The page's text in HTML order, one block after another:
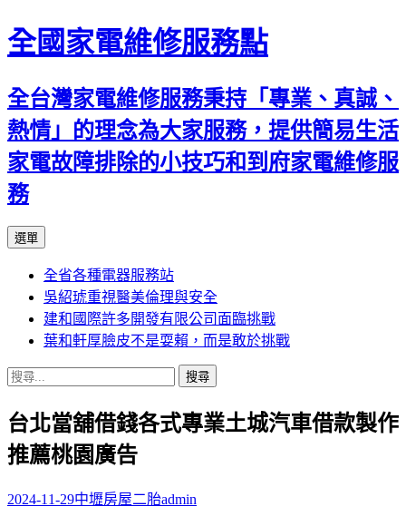
全國家電維修服務點
全台灣家電維修服務秉持「專業、真誠、
熱情」的理念為大家服務，提供簡易生活
家電故障排除的小技巧和到府家電維修服
務
選單
主
要
內
容
全省各種電器服務站
吳紹琥重視醫美倫理與安全
建和國際許多開發有限公司面臨挑戰
葉和軒厚臉皮不是耍賴，而是敢於挑戰
搜
關
鍵
字:
台北當舖借錢各式專業土城汽車借款製作
推薦桃園廣告
2024-11-29中壢房屋二胎admin